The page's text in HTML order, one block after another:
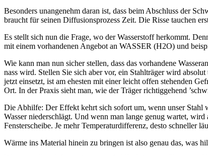
Besonders unangenehm daran ist, dass beim Abschluss der
braucht für seinen Diffusionsprozess Zeit. Die Risse tauchen
Es stellt sich nun die Frage, wo der Wasserstoff herkommt.
mit einem vorhandenen Angebot an WASSER (H2O) und
Wie kann man nun sicher stellen, dass das vorhandene
nass wird. Stellen Sie sich aber vor, ein Stahlträger wird
jetzt einsetzt, ist am ehesten mit einer leicht offen stehenden
Ort. In der Praxis sieht man, wie der Träger richtiggehend
Die Abhilfe: Der Effekt kehrt sich sofort um, wenn unser Stahl
Wasser niederschlägt. Und wenn man lange genug wartet,
Fensterscheibe. Je mehr Temperaturdifferenz, desto schneller
Wärme ins Material hinein zu bringen ist also genau das, was